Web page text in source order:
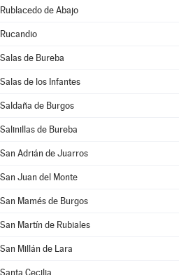
Rublacedo de Abajo
Rucandio
Salas de Bureba
Salas de los Infantes
Saldaña de Burgos
Salinillas de Bureba
San Adrián de Juarros
San Juan del Monte
San Mamés de Burgos
San Martín de Rubiales
San Millán de Lara
Santa Cecilia